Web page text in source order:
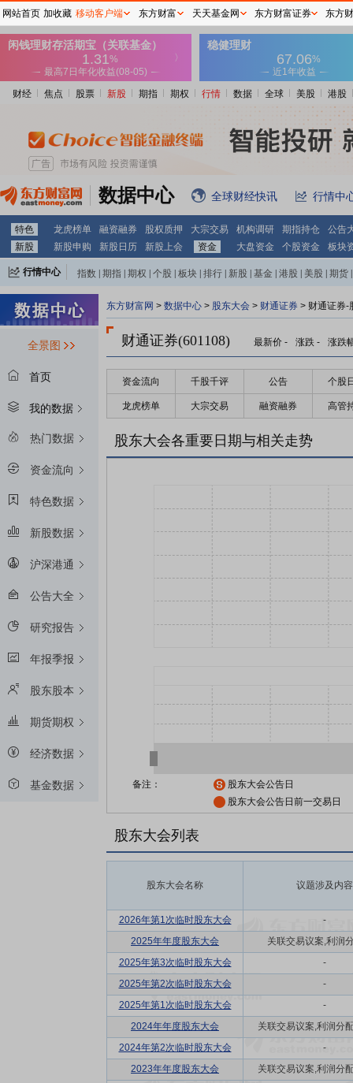
财经 焦点 股票 新股 期指 期权 行情 数据 全球 美股 港股
数据中心 全球财经快讯 行情中
特色 龙虎榜单 融资融券 股权质押 大宗交易 机构调研 期指持仓
公告
新股
新股申购 新股日历 新股上会 资金 大盘资金 个股资金 板块
行情中心 指数 期指 期权 个股 板块 排行 新股 基金 港股 美股 期货
全景图
首页
我的数据
热门数据
资金流向
特色数据
新股数据
沪深港通
公告大全
研究报告
年报季报
股东股本
期货期权
经济数据
基金数据
东方财富网 > 数据中心 > 股东大会 > 财通证券 > 财通证券-
财通证券(601108) 最新价 - 涨跌 - 涨跌
资金流向 千股千评 公告 个股
龙虎榜单 大宗交易 融资融券 高管
股东大会各重要日期与相关走势
备注：
股东大会公告日
股东大会公告日前一交易日
股东大会列表
股东大会名称 议题涉及内容
2026年第1次临时股东大会
-
2025年年度股东大会
关联交易议案,利润
2025年第3次临时股东大会
-
2025年第2次临时股东大会
-
2025年第1次临时股东大会
-
2024年年度股东大会
关联交易议案,利润分
2024年第2次临时股东大会
-
2023年年度股东大会
关联交易议案,利润分
网站首页 加收藏 移动客户端 东方财富 天天基金网 东方财富证券 东方